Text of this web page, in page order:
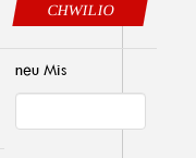
CHWILIO
neu Mis